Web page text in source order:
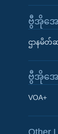
Learning
ဗွီအိုအေ
ဌာနမိ
ဗွီအိုအေ
VOA+